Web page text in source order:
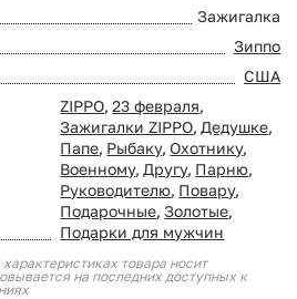
Зажигалка
Зиппо
США
ZIPPO, 23 февраля,
Зажигалки ZIPPO, Дедушке,
Папе, Рыбаку, Охотнику,
Военному, Другу, Парню,
Руководителю, Повару,
Подарочные, Золотые,
Подарки для мужчин
товара носит
на последних доступных к